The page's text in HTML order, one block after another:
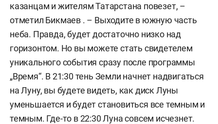
казанцам и жителям Татарстана повезет, –
отметил Бикмаев . – Выходите в южную часть
неба. Правда, будет достаточно низко над
горизонтом. Но вы можете стать свидетелем
уникального события сразу после программы
„Время“. В 21:30 тень Земли начнет надвигаться
на Луну, вы будете видеть, как диск Луны
уменьшается и будет становиться все темным и
темным. Где-то в 22:30 Луна совсем исчезнет.